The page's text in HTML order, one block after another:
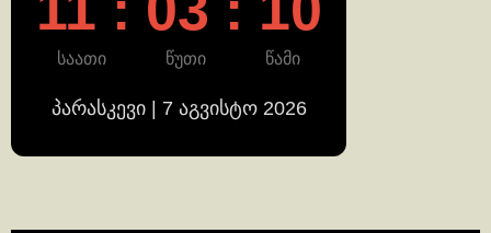
საათი წუთი წამი
პარასკევი | 7 აგვისტო 2026